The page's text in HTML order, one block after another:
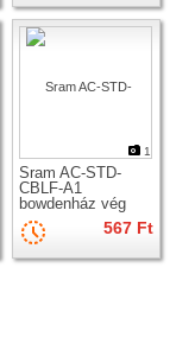
1
Sram AC-STD-
CBLF-A1
bowdenház vég
567 Ft